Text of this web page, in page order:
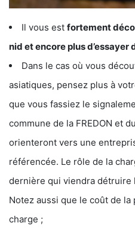
Il vous est fortement
nid et encore plus
Dans le cas où vous
asiatiques, pensez plus à
que vous fassiez le
commune de la FREDON et
orienteront vers une
référencée. Le rôle de la
dernière qui viendra détruire
Notez aussi que le coût de
charge ;